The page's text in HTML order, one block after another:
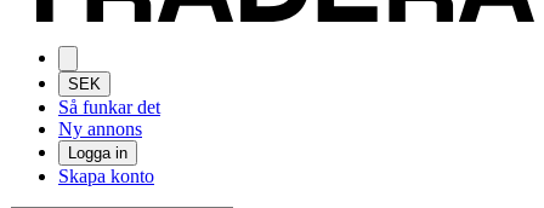
SEK
Så funkar det
Ny annons
Logga in
Skapa konto